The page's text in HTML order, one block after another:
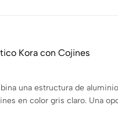
Kora con Cojines
una estructura de
en color gris claro. Una